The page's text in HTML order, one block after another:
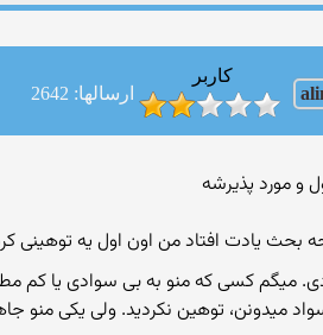
کاربر
ارسالها: 2642
میگم كسی كه منو به بی سوادی یا كم
میدونن، توهین نكردید. ولی یكی